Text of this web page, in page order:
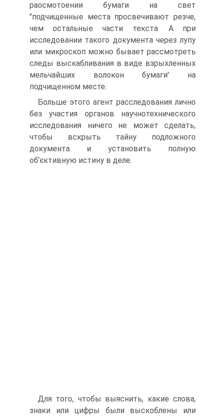
раосмотоении бумаги на свет
"подчищенные места просвечивают резче,
чем остальные части текста. А при
исследовании такого документа через лупу
или микроскоп можно бывает рассмотреть
следы выскабливания в виде взрыхленных
мельчайших волокон бумаги' на
подчищенном месте.
Больше этого агент расследования лично
без участия органов научнотехнического
исследования ничего не может сделать,
чтобы вскрыть тайну подложного
документа и установить полную
об’єктивную истину в деле.
Для того, чтобы выяснить, какие слова,
знаки или цифры были выскоблены или